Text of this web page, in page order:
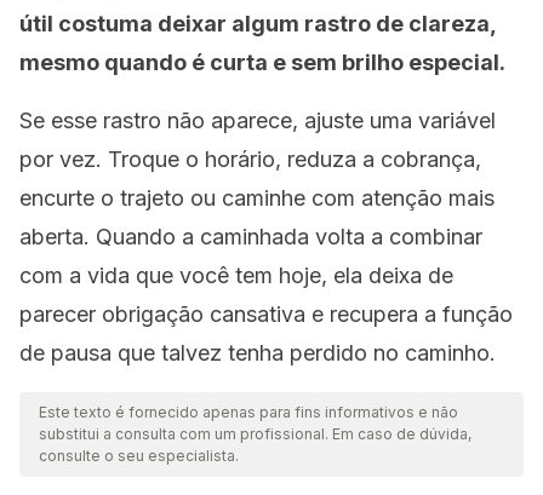
útil costuma deixar algum rastro de clareza,
mesmo quando é curta e sem brilho especial.
Se esse rastro não aparece, ajuste uma variável
por vez. Troque o horário, reduza a cobrança,
encurte o trajeto ou caminhe com atenção mais
aberta. Quando a caminhada volta a combinar
com a vida que você tem hoje, ela deixa de
parecer obrigação cansativa e recupera a função
de pausa que talvez tenha perdido no caminho.
Este texto é fornecido apenas para fins informativos e não
substitui a consulta com um profissional. Em caso de dúvida,
consulte o seu especialista.